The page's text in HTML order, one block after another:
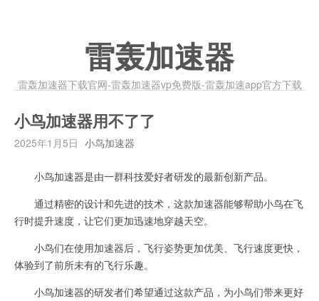
雷轰加速器
雷轰加速器下载官网-雷轰加速器vp免费版-雷轰加速app官方下载
小鸟加速器用不了了
2025年1月5日 小鸟加速器
小鸟加速器是由一群科技爱好者研发的最新创新产品。
通过精密的设计和先进的技术，这款加速器能够帮助小鸟在飞
行时提升速度，让它们更加迅速地穿越天空。
小鸟们在使用加速器后，飞行姿势更加优美、飞行速度更快，
体验到了前所未有的飞行乐趣。
小鸟加速器的研发者们希望通过这款产品，为小鸟们带来更好